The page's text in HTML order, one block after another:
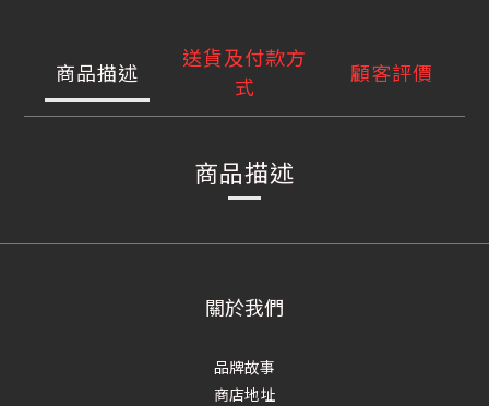
商品描述
送貨及付款方
式
顧客評價
商品描述
關於我們
品牌故事
商店地址